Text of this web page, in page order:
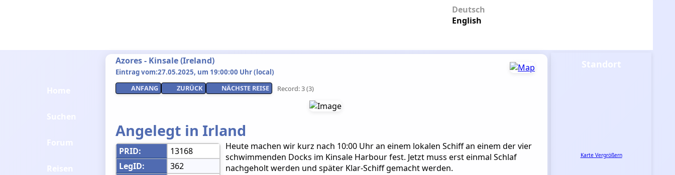
Deutsch
English
Azores - Kinsale (Ireland)
Eintrag vom:27.05.2025, um 19:00:00 Uhr (local)
ANFANG
ZURÜCK NÄCHSTE REISE Record: 3 (3)
Angelegt in Irland
PRID:
13168
LegID:
362
Heute machen wir kurz nach 10:00 Uhr an einem lokalen Schiff an einem der vier
schwimmenden Docks im Kinsale Harbour fest. Jetzt muss erst einmal Schlaf
nachgeholt werden und später Klar-Schiff gemacht werden.
Standort
Karte Vergrößern